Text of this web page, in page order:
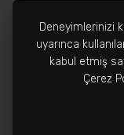
Fabrika
0212 502
Deneyimlerinizi
uyarınca
kabul etmiş
Çerez